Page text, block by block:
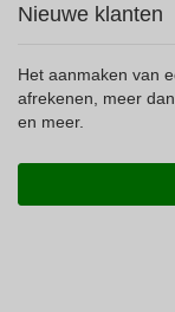
Nieuwe klanten
Het aanmaken van
afrekenen, meer
en meer.